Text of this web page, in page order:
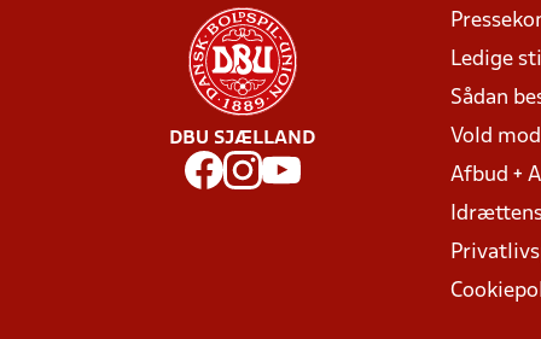
DBU SJÆLLAND
Ledige
Sådan
Vold
Afbud +